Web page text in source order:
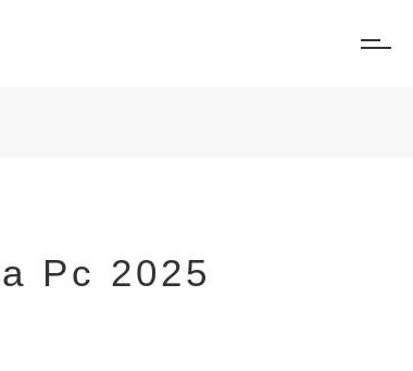
Pc 2025